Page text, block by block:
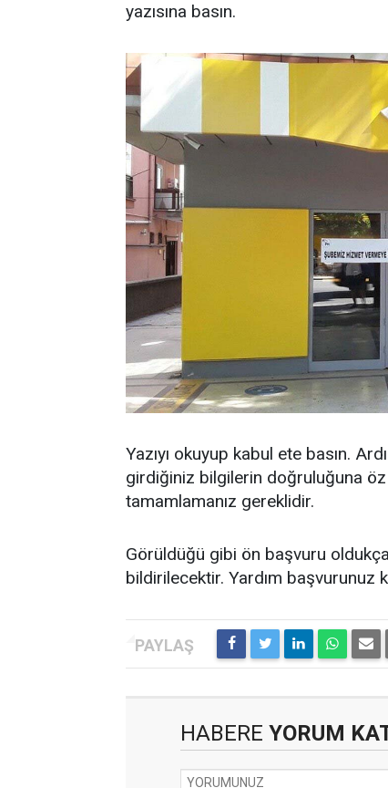
yazısına basın.
Yazıyı okuyup kabul ete basın.
girdiğiniz bilgilerin doğruluğuna
tamamlamanız gereklidir.
Görüldüğü gibi ön başvuru
bildirilecektir. Yardım başvurunuz
HABERE YORUM